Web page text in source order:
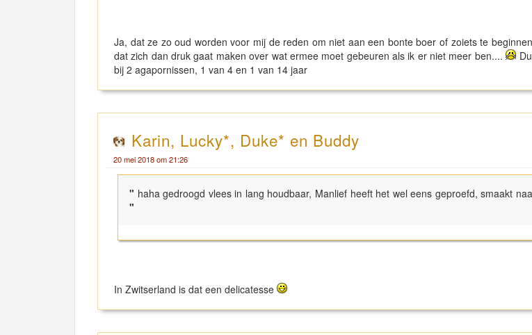
Ja, dat ze zo oud worden voor mij de reden om niet aan een bonte boer of zoiets te
dat zich dan druk gaat maken over wat ermee moet gebeuren als ik er niet meer ben....
bij 2 agapornissen, 1 van 4 en 1 van 14 jaar
Karin, Lucky*, Duke* en Buddy
20 mei 2018 om 21:26
" haha gedroogd vlees in lang houdbaar, Manlief heeft het wel eens geproefd, smaakt
"
In Zwitserland is dat een delicatesse